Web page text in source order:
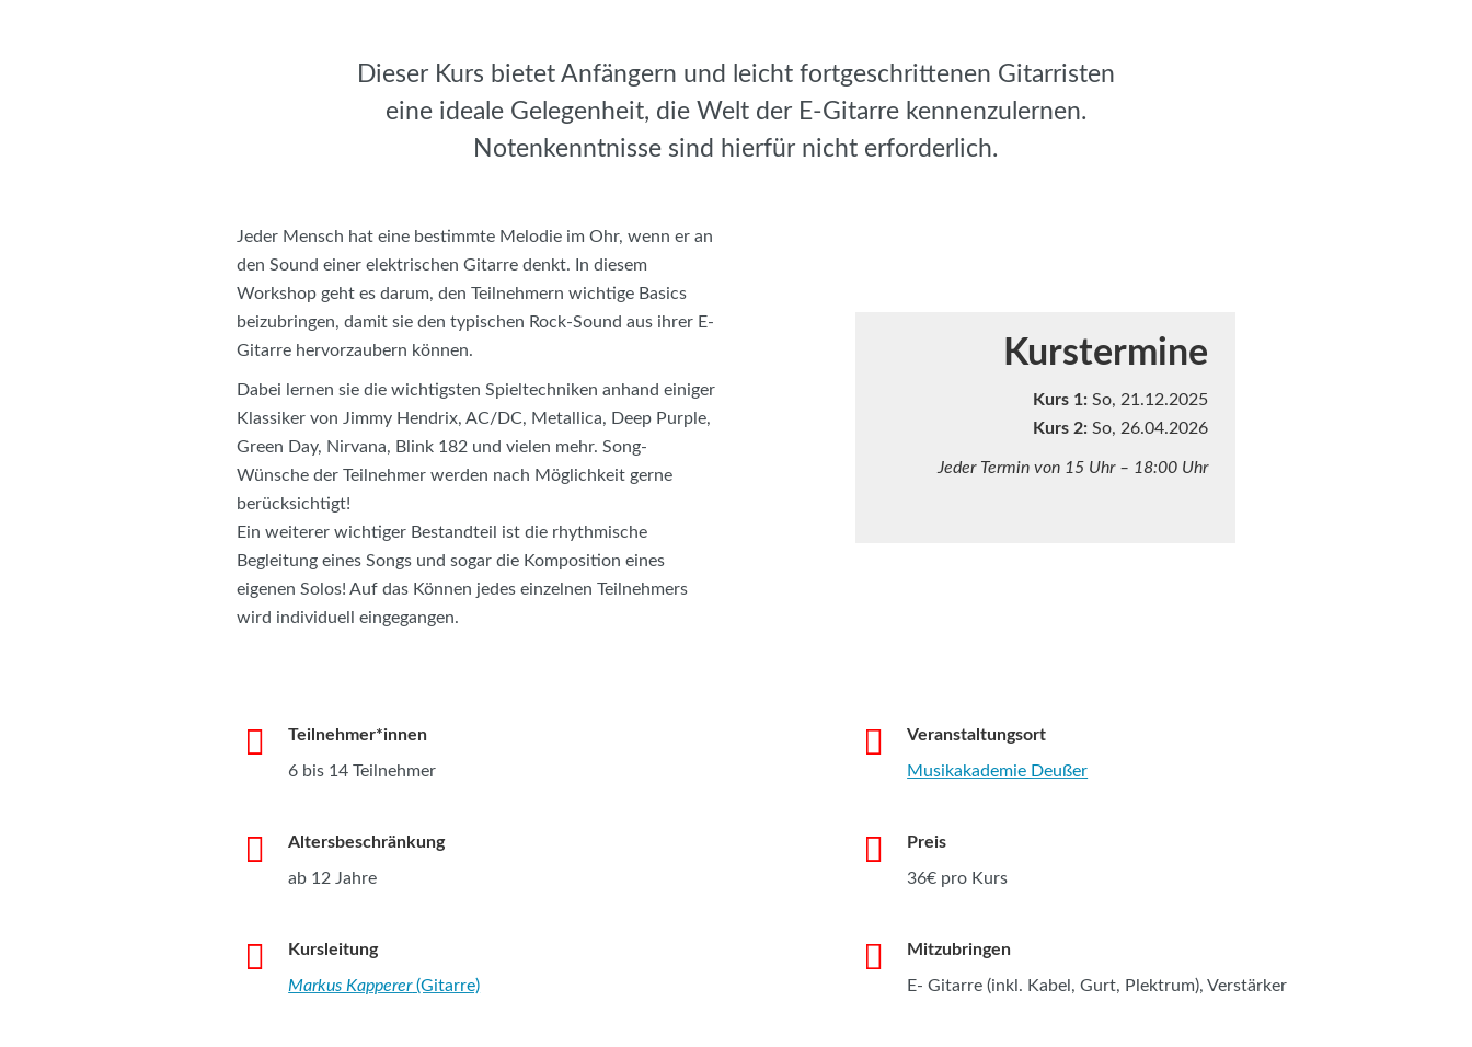
Dieser Kurs bietet Anfängern und leicht fortgeschrittenen Gitarristen
eine ideale Gelegenheit, die Welt der E-Gitarre kennenzulernen.
Notenkenntnisse sind hierfür nicht erforderlich.
Jeder Mensch hat eine bestimmte Melodie im Ohr, wenn er an
den Sound einer elektrischen Gitarre denkt. In diesem
Workshop geht es darum, den Teilnehmern wichtige Basics
beizubringen, damit sie den typischen Rock-Sound aus ihrer E-
Gitarre hervorzaubern können.
Dabei lernen sie die wichtigsten Spieltechniken anhand einiger
Klassiker von Jimmy Hendrix, AC/DC, Metallica, Deep Purple,
Green Day, Nirvana, Blink 182 und vielen mehr. Song-
Wünsche der Teilnehmer werden nach Möglichkeit gerne
berücksichtigt!
Ein weiterer wichtiger Bestandteil ist die rhythmische
Begleitung eines Songs und sogar die Komposition eines
eigenen Solos! Auf das Können jedes einzelnen Teilnehmers
wird individuell eingegangen.
Kurstermine
Kurs 1:So, 21.12.2025
Kurs 2:So, 26.04.2026
Jeder Termin von 15 Uhr – 18:00 Uhr
Teilnehmer*innen
6 bis 14 Teilnehmer
Altersbeschränkung
ab 12 Jahre
Kursleitung
Markus Kapperer(Gitarre)
Veranstaltungsort
Musikakademie Deußer
Preis
36€ pro Kurs
Mitzubringen
E- Gitarre (inkl. Kabel, Gurt, Plektrum), Verstärker